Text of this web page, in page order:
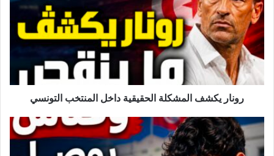
ن
ا
ر
ي
ك
ف
م
ش
ك
رونار يكشف المشكلة الحقيقية داخل المنتخب التونسي
ن
ت
ا